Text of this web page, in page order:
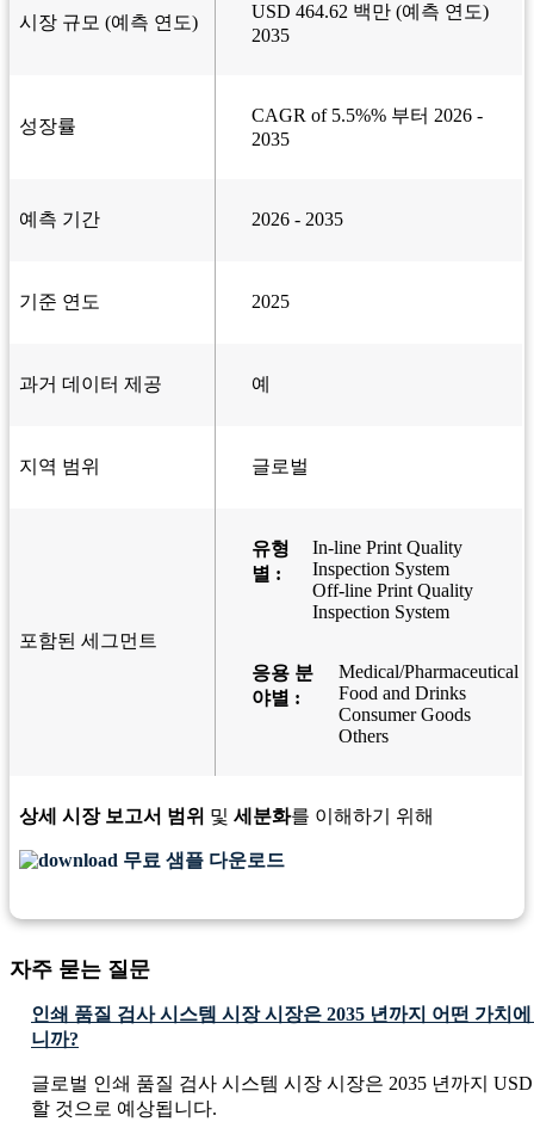
시장 규모 (예측 연도)
USD 464.62 백만 (예측 연도)
2035
성장률
CAGR of 5.5%% 부터 2026 -
2035
예측 기간 2026 - 2035
기준 연도 2025
과거 데이터 제공 예
지역 범위 글로벌
포함된 세그먼트
유형
별 :
In-line Print Quality
Inspection System
Off-line Print Quality
Inspection System
응용 분
야별 :
Medical/Pharmaceutical
Food and Drinks
Consumer Goods
Others
상세 시장 보고서 범위 및 세분화를 이해하기 위해
무료 샘플 다운로드
자주 묻는 질문
인쇄 품질 검사 시스템 시장 시장은 2035 년까지 어떤 가치
니까?
글로벌 인쇄 품질 검사 시스템 시장 시장은 2035 년까지
할 것으로 예상됩니다.